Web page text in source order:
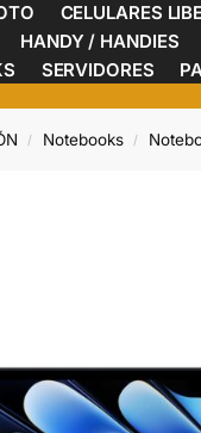
CELULARES
HANDY / HANDIES
SERVIDORES
/ Notebooks /